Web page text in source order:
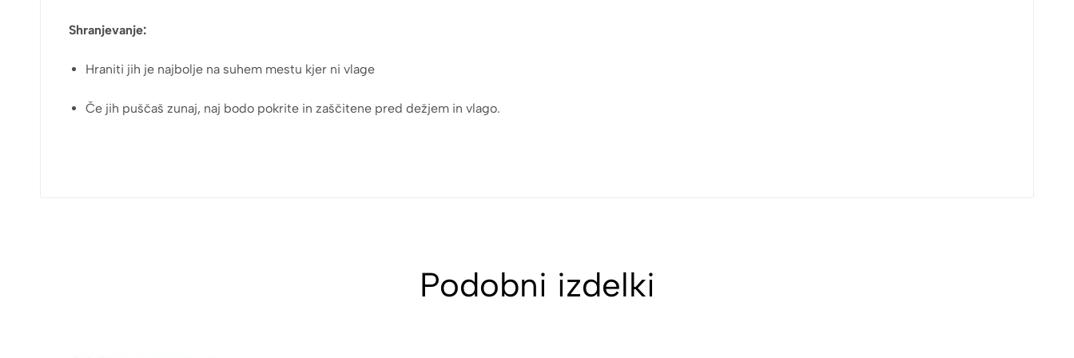
Shranjevanje:
Hraniti jih je najbolje na suhem mestu kjer ni vlage
Če jih puščaš zunaj, naj bodo pokrite in zaščitene pred dežjem in vlago.
Podobni izdelki